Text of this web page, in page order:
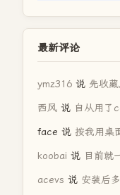
最新评论
ymz316 说 先收
西风 说 自从用了
face 说 按我用桌
koobai 说 目前就
acevs 说 安装后